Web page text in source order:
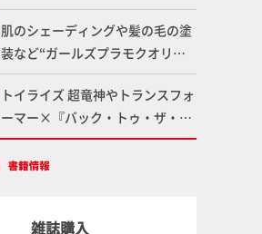
イアノーツ」に塗料開発の裏側と
ラッカー塗料の未来についてイン
タビュー！
肌のシェーディングや髪の毛の塗
装など“ガールズプラモクオリテ
ィアップ術”で仕上げる！カスタ
ム作例「白騎士ソフィエラ」が完
成！【「アルカナディアプラモデ
ルコンテスト」～8月17日（月）
11:59まで応募受付中】
トイライズ 超竜神やトランスフォ
ーマー×『バック・トゥ・ザ・フ
ューチャー』コラボアイテムな
ど、タカラトミーの注目アイテム
雑誌購入